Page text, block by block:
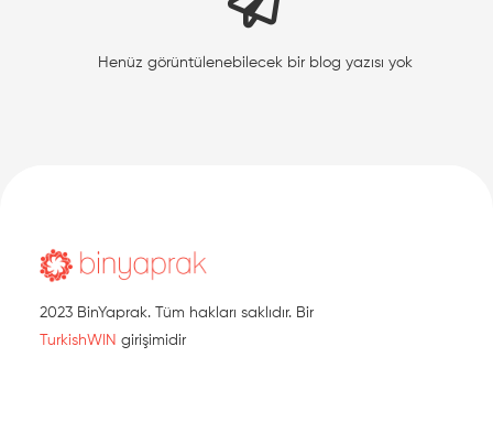
Henüz görüntülenebilecek bir blog yazısı yok
2023 BinYaprak. Tüm hakları saklıdır. Bir
TurkishWIN girişimidir